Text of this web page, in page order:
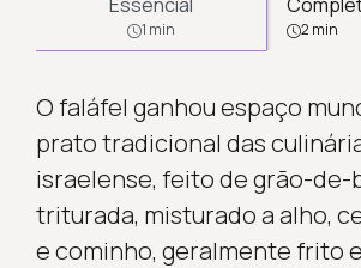
1 min 2 min
O faláfel ganhou espaço
prato tradicional das
israelense, feito de grão-de-
triturada, misturado a alho,
e cominho, geralmente frito